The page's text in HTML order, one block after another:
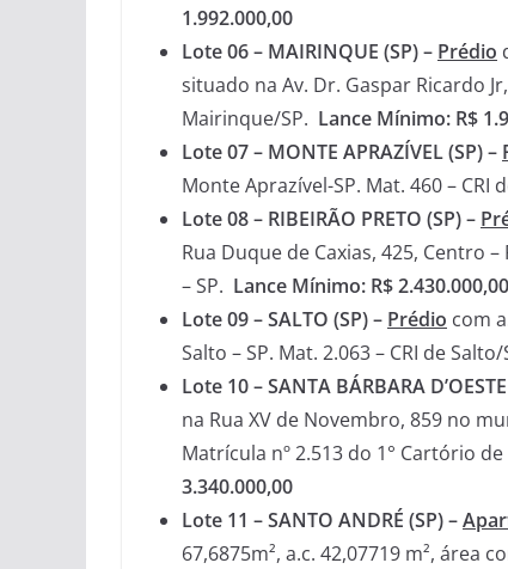
1.992.000,00
Lote 06 – MAIRINQUE (SP) – Prédio
situado na Av. Dr. Gaspar Ricardo
Mairinque/SP. Lance Mínimo: R$
Lote 07 – MONTE APRAZÍVEL (SP) –
Monte Aprazível-SP. Mat. 460 – CRI
Lote 08 – RIBEIRÃO PRETO (SP) –
Rua Duque de Caxias, 425, Centro
– SP. Lance Mínimo: R$ 2.430.000,00
Lote 09 – SALTO (SP) – Prédio com
Salto – SP. Mat. 2.063 – CRI de Salto/
Lote 10 – SANTA BÁRBARA
na Rua XV de Novembro, 859 no
Matrícula nº 2.513 do 1° Cartório
3.340.000,00
Lote 11 – SANTO ANDRÉ (SP) –
67,6875m², a.c. 42,07719 m², área